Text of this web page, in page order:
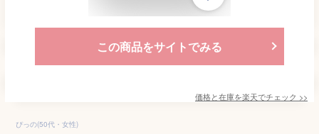
この商品をサイトでみる
価格と在庫を楽天でチェック >>
ぴっの(50代・女性)